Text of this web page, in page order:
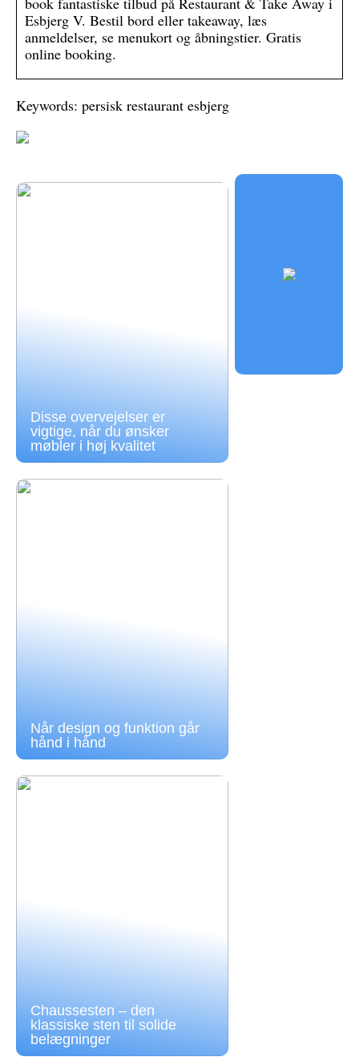
Esbjerg V. Bestil bord eller takeaway, læs
anmeldelser, se menukort og åbningstier. Gratis
online booking.
Keywords: persisk restaurant esbjerg
Disse overvejelser er
vigtige, når du ønsker
møbler i høj kvalitet
Når design og funktion går
hånd i hånd
Chaussesten – den
klassiske sten til solide
belægninger